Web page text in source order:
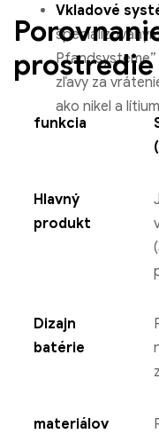
Vkladové
zľavy za
ako nikel a
funkcia
Hlavný
produkt
Dizajn
batérie
materiálov